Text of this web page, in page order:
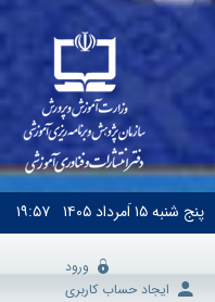
پنج شنبه۱۵ اَمرداد ۱۴۰۵ ۱۹:۵۷
ورود
ایجاد حساب کاربری